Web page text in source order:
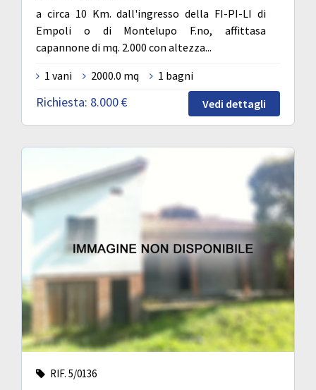
a circa 10 Km. dall'ingresso della FI-PI-LI di
Empoli o di Montelupo F.no, affittasa
capannone di mq. 2.000 con altezza...
1 vani
2000.0 mq 1 bagni
Richiesta: 8.000 € Vedi dettagli
RIF. 5/0136